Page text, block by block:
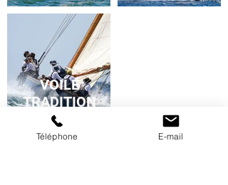
VOILE
TRADITION
Téléphone E-mail